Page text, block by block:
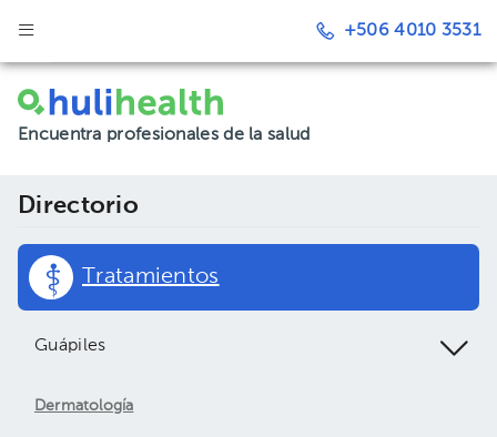
+506 4010 3531
Encuentra profesionales de la salud
Directorio
Tratamientos
Guápiles
Dermatología